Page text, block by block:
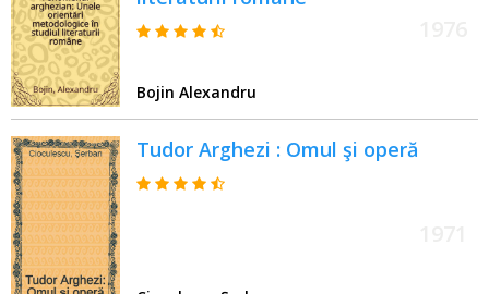
Bojin Alexandru
Tudor Arghezi : Omul şi operă